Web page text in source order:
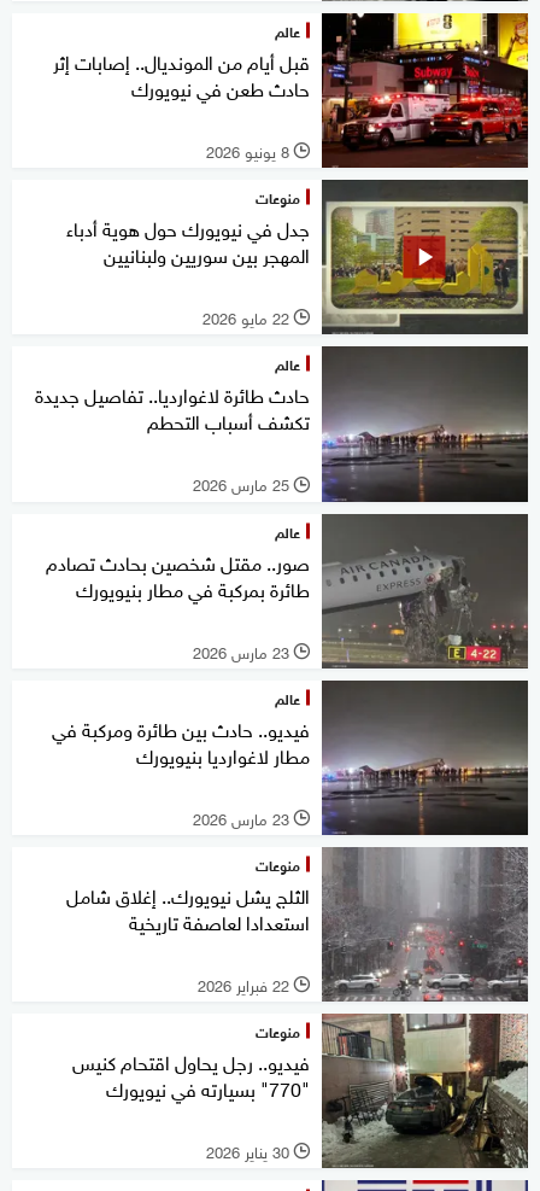
عالم
قبل أيام من المونديال.. إصابات إثر
حادث طعن في نيويورك
l 8 يونيو 2026
منوعات
جدل في نيويورك حول هوية أدباء
المهجر بين سوريين ولبنانيين
l 22 مايو 2026
عالم
حادث طائرة لاغوارديا.. تفاصيل جديدة
تكشف أسباب التحطم
l 25 مارس 2026
عالم
صور.. مقتل شخصين بحادث تصادم
طائرة بمركبة في مطار بنيويورك
l 23 مارس 2026
عالم
فيديو.. حادث بين طائرة ومركبة في
مطار لاغوارديا بنيويورك
l 23 مارس 2026
منوعات
الثلج يشل نيويورك.. إغلاق شامل
استعدادا لعاصفة تاريخية
l 22 فبراير 2026
منوعات
فيديو.. رجل يحاول اقتحام كنيس
"770" بسيارته في نيويورك
l 30 يناير 2026